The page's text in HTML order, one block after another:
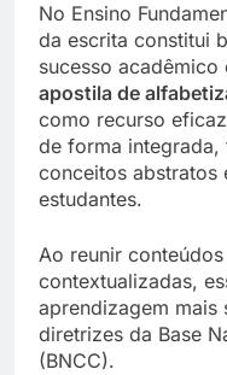
No Ensino
da escrita constitui
sucesso
apostila de
como recurso
de forma
conceitos abstratos
estudantes.
Ao reunir
contextualizadas,
aprendizagem mais
diretrizes da Base
(BNCC).